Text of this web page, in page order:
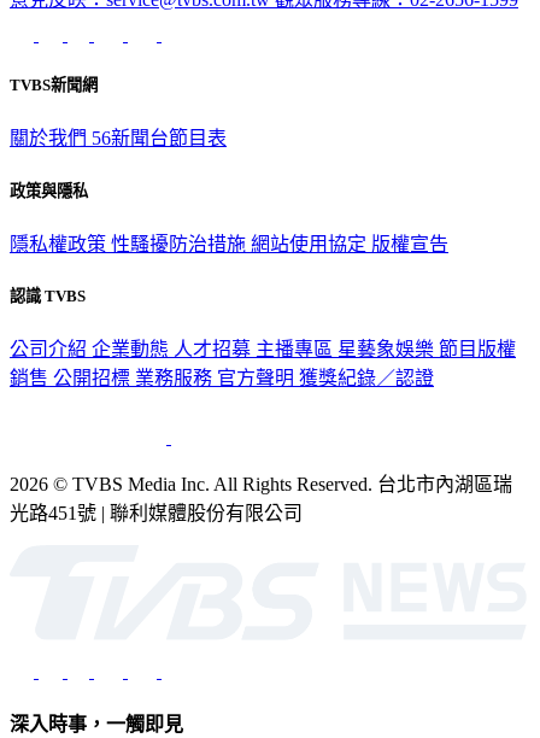
TVBS新聞網
關於我們 56新聞台節目表
政策與隱私
隱私權政策 性騷擾防治措施 網站使用協定 版權宣告
認識 TVBS
公司介紹 企業動態 人才招募 主播專區 星藝象娛樂 節目版權
銷售 公開招標 業務服務 官方聲明 獲獎紀錄／認證
2026 © TVBS Media Inc. All Rights Reserved. 台北市內湖區瑞
光路451號 | 聯利媒體股份有限公司
深入時事，一觸即見